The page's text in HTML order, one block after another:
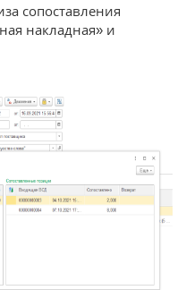
сопоставления
накладная» и